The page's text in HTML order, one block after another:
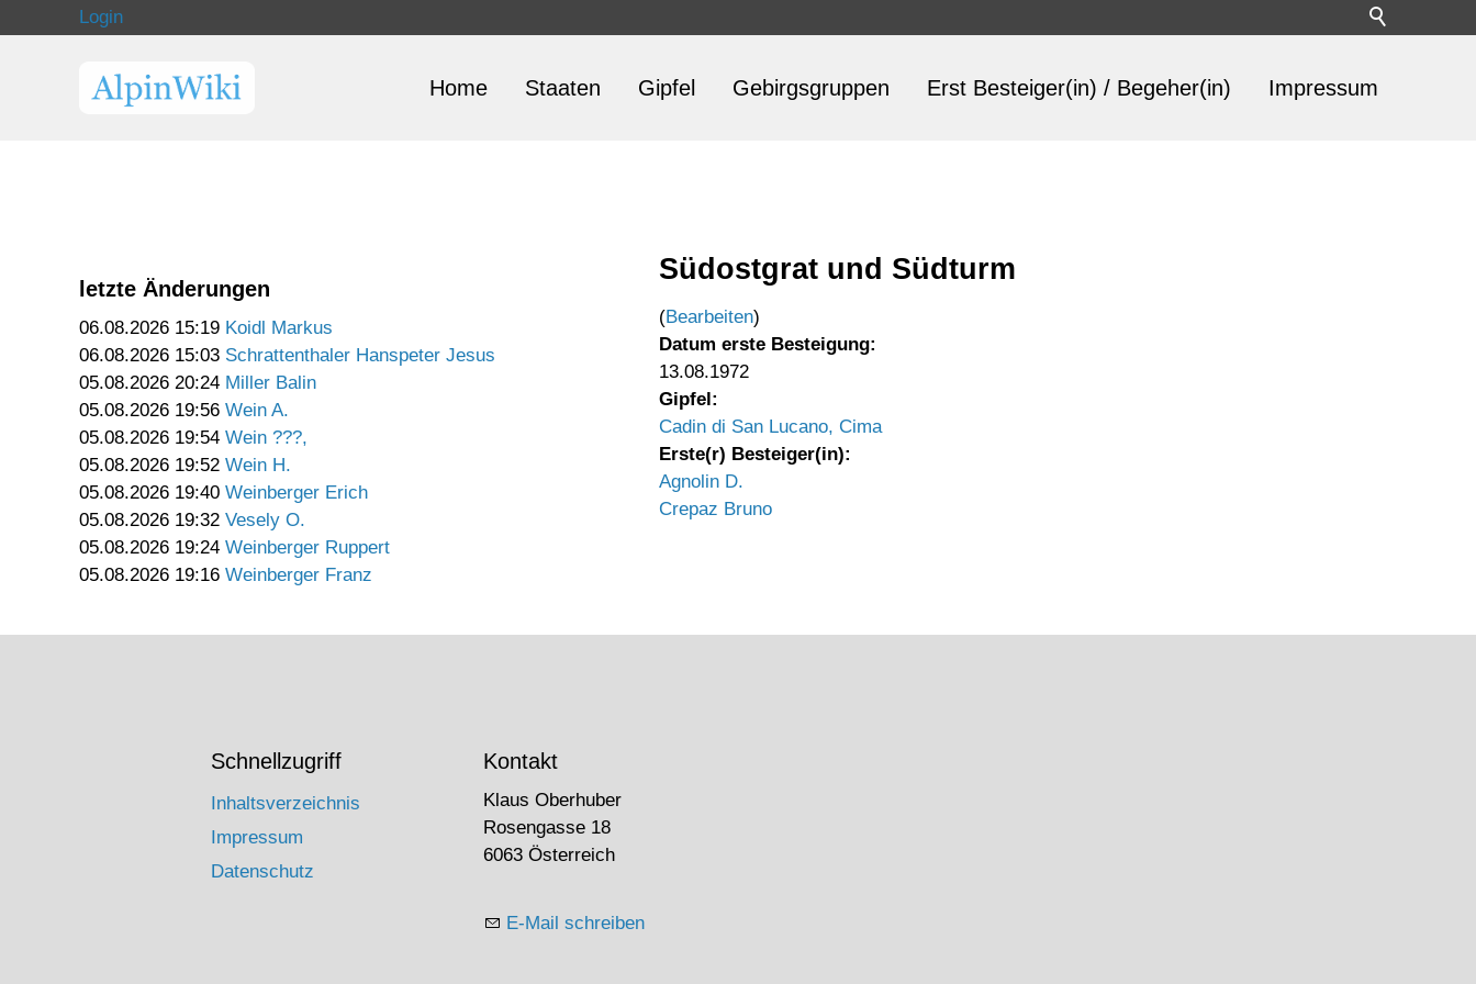
Login
Home Staaten Gipfel Gebirgsgruppen Erst Besteiger(in) / Begeher(in) Impressum
letzte Änderungen
06.08.2026 15:19 Koidl Markus
06.08.2026 15:03 Schrattenthaler Hanspeter Jesus
05.08.2026 20:24 Miller Balin
05.08.2026 19:56 Wein A.
05.08.2026 19:54 Wein ???,
05.08.2026 19:52 Wein H.
05.08.2026 19:40 Weinberger Erich
05.08.2026 19:32 Vesely O.
05.08.2026 19:24 Weinberger Ruppert
05.08.2026 19:16 Weinberger Franz
Südostgrat und Südturm
(Bearbeiten)
Datum erste Besteigung:
13.08.1972
Gipfel:
Cadin di San Lucano, Cima
Erste(r) Besteiger(in):
Agnolin D.
Crepaz Bruno
Schnellzugriff
Inhaltsverzeichnis
Impressum
Datenschutz
Kontakt
Klaus Oberhuber
Rosengasse 18
6063 Österreich
E-Mail schreiben